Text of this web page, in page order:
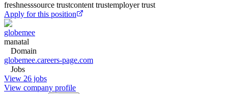
freshnesssource trustcontent trustemployer trust
Apply for this position
globemee
manatal
Domain
globemee.careers-page.com
Jobs
View 26 jobs
View company profile